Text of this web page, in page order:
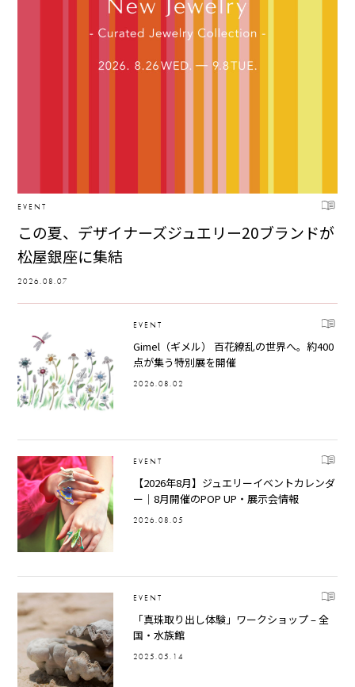
EVENT
この夏、デザイナーズジュエリー20ブランドが
松屋銀座に集結
2026.08.07
EVENT
Gimel（ギメル） 百花繚乱の世界へ。約400
点が集う特別展を開催
2026.08.02
EVENT
【2026年8月】ジュエリーイベントカレンダ
ー｜8月開催のPOP UP・展示会情報
2026.08.05
EVENT
「真珠取り出し体験」ワークショップ – 全
国・水族館
2025.05.14